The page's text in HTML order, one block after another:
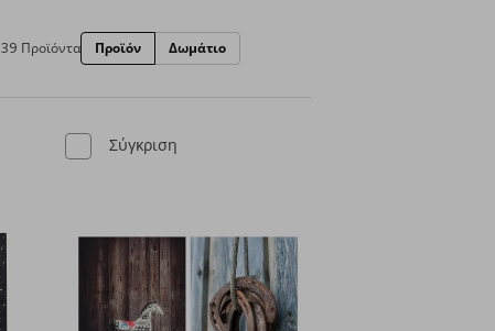
39 Προϊόντα Προϊόν Δωμάτιο
Σύγκριση